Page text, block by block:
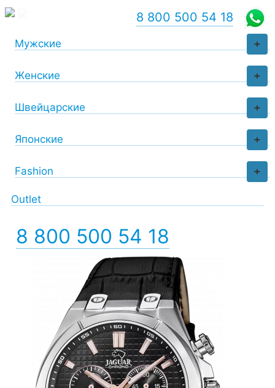
+
Мужские
+
Женские
+
Швейцарские
+
Японские
+
Fashion
Outlet
8 800 500 54 18
8 800 500 54 18